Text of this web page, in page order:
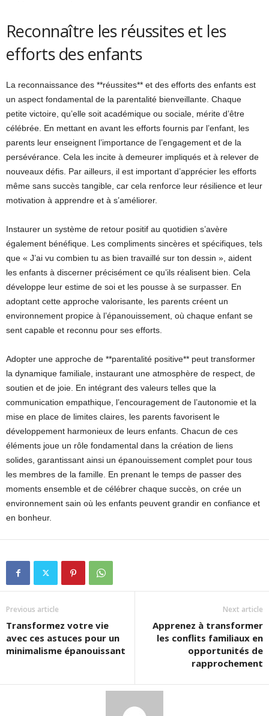
Reconnaître les réussites et les
efforts des enfants
La reconnaissance des **réussites** et des efforts des enfants est
un aspect fondamental de la parentalité bienveillante. Chaque
petite victoire, qu’elle soit académique ou sociale, mérite d’être
célébrée. En mettant en avant les efforts fournis par l’enfant, les
parents leur enseignent l’importance de l’engagement et de la
persévérance. Cela les incite à demeurer impliqués et à relever de
nouveaux défis. Par ailleurs, il est important d’apprécier les efforts
même sans succès tangible, car cela renforce leur résilience et leur
motivation à apprendre et à s’améliorer.
Instaurer un système de retour positif au quotidien s’avère
également bénéfique. Les compliments sincères et spécifiques, tels
que « J’ai vu combien tu as bien travaillé sur ton dessin », aident
les enfants à discerner précisément ce qu’ils réalisent bien. Cela
développe leur estime de soi et les pousse à se surpasser. En
adoptant cette approche valorisante, les parents créent un
environnement propice à l’épanouissement, où chaque enfant se
sent capable et reconnu pour ses efforts.
Adopter une approche de **parentalité positive** peut transformer
la dynamique familiale, instaurant une atmosphère de respect, de
soutien et de joie. En intégrant des valeurs telles que la
communication empathique, l’encouragement de l’autonomie et la
mise en place de limites claires, les parents favorisent le
développement harmonieux de leurs enfants. Chacun de ces
éléments joue un rôle fondamental dans la création de liens
solides, garantissant ainsi un épanouissement complet pour tous
les membres de la famille. En prenant le temps de passer des
moments ensemble et de célébrer chaque succès, on crée un
environnement sain où les enfants peuvent grandir en confiance et
en bonheur.
Previous article
Transformez votre vie
avec ces astuces pour un
minimalisme épanouissant
Next article
Apprenez à transformer
les conflits familiaux en
opportunités de
rapprochement